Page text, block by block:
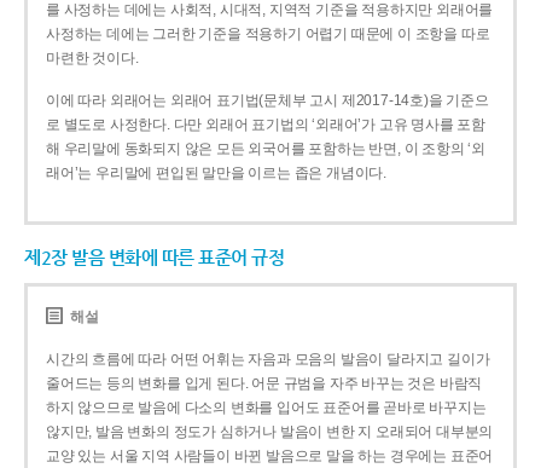
를 사정하는 데에는 사회적, 시대적, 지역적 기준을 적용하지만 외래어를
사정하는 데에는 그러한 기준을 적용하기 어렵기 때문에 이 조항을 따로
마련한 것이다.
이에 따라 외래어는 외래어 표기법(문체부 고시 제2017-14호)을 기준으
로 별도로 사정한다. 다만 외래어 표기법의 ‘외래어’가 고유 명사를 포함
해 우리말에 동화되지 않은 모든 외국어를 포함하는 반면, 이 조항의 ‘외
래어’는 우리말에 편입된 말만을 이르는 좁은 개념이다.
제2장 발음 변화에 따른 표준어 규정
해설
시간의 흐름에 따라 어떤 어휘는 자음과 모음의 발음이 달라지고 길이가
줄어드는 등의 변화를 입게 된다. 어문 규범을 자주 바꾸는 것은 바람직
하지 않으므로 발음에 다소의 변화를 입어도 표준어를 곧바로 바꾸지는
않지만, 발음 변화의 정도가 심하거나 발음이 변한 지 오래되어 대부분의
교양 있는 서울 지역 사람들이 바뀐 발음으로 말을 하는 경우에는 표준어